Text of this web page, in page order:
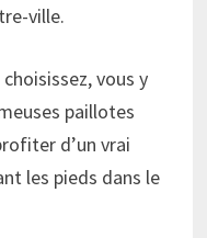
ville.
vous y
paillotes
d’un vrai
les pieds dans le